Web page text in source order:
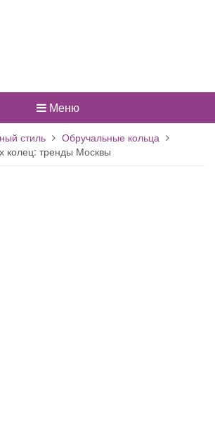
Меню
стиль
Обручальные кольца
колец: тренды Москвы